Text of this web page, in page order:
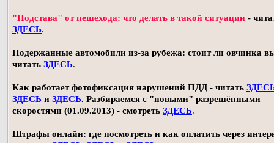
"Подстава" от пешехода: что делать в такой ситуации -
ЗДЕСЬ.
Подержанные автомобили из-за рубежа: стоит ли овчинка
читать ЗДЕСЬ.
Как работает фотофиксация нарушений ПДД - читать
ЗДЕСЬ и ЗДЕСЬ. Разбираемся с "новыми" разрешёнными
скоростями (01.09.2013) - смотреть ЗДЕСЬ.
Штрафы онлайн: где посмотреть и как оплатить через